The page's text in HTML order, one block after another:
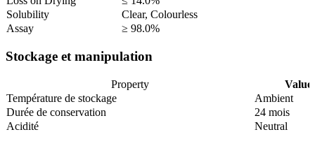
Solubility
Clear, Colourless
Assay
≥ 98.0%
Stockage et manipulation
Property
Value
Température de stockage
Ambient
Durée de conservation
24 mois
Acidité
Neutral